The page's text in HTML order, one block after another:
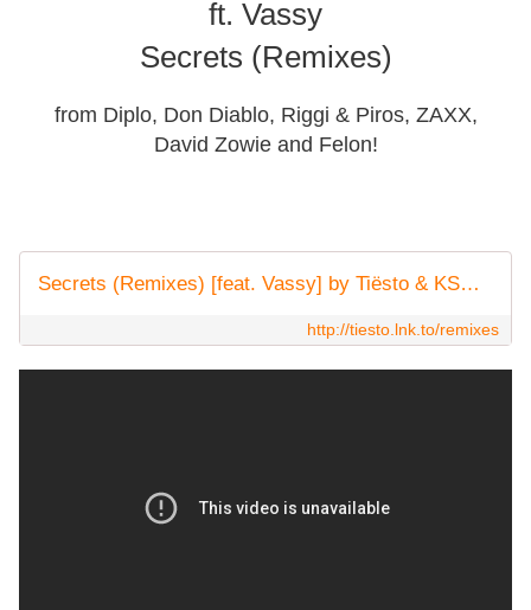
ft. Vassy
Secrets (Remixes)
from Diplo, Don Diablo, Riggi & Piros, ZAXX,
David Zowie and Felon!
Secrets (Remixes) [feat. Vassy] by Tiësto & KSHMR
http://tiesto.lnk.to/remixes